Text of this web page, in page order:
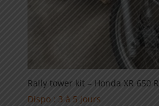
Rally tower kit – Honda XR 650 R
Dispo : 3 à 5 jours